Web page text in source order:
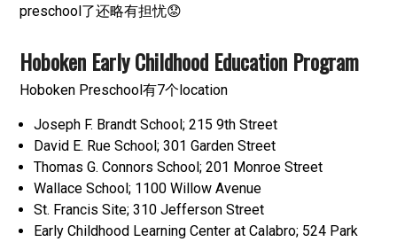
preschool了还略有担忧😟
Hoboken Early Childhood Education Program
Hoboken Preschool有7个location
Joseph F. Brandt School; 215 9th Street
David E. Rue School; 301 Garden Street
Thomas G. Connors School; 201 Monroe Street
Wallace School; 1100 Willow Avenue
St. Francis Site; 310 Jefferson Street
Early Childhood Learning Center at Calabro; 524 Park